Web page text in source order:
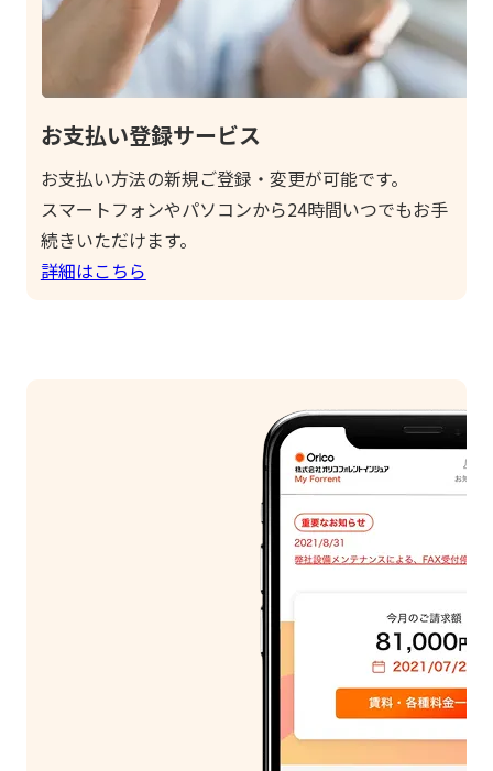
お支払い登録サービス
お支払い方法の新規ご登録・変更が可能です。
スマートフォンやパソコンから24時間いつでもお手
続きいただけます。
詳細はこちら